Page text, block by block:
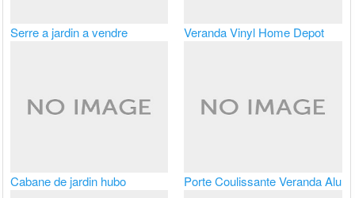
Serre a jardin a vendre Veranda Vinyl Home Depot
Cabane de jardin hubo Porte Coulissante Veranda Alu